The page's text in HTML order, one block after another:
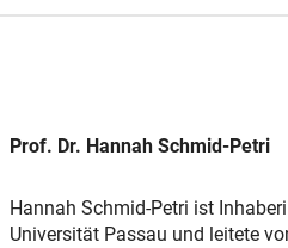
Prof. Dr. Hannah Schmid-Petri
Hannah Schmid-Petri ist
Universität Passau und leitete